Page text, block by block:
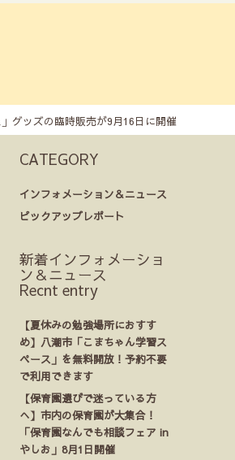
グッズの臨時販売が9月16日に開催
CATEGORY
インフォメーション＆ニュース
ピックアップレポート
新着インフォメーショ
ン＆ニュース
Recnt entry
【夏休みの勉強場所におすす
め】八潮市「こまちゃん学習ス
ペース」を無料開放！予約不要
で利用できます
【保育園選びで迷っている方
へ】市内の保育園が大集合！
「保育園なんでも相談フェア in
やしお」8月1日開催